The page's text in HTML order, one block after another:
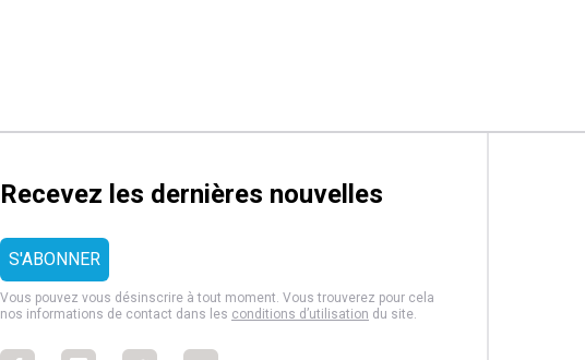
Recevez les dernières nouvelles
Vous pouvez vous désinscrire à tout moment. Vous trouverez pour cela
nos informations de contact dans les conditions d’utilisation du site.